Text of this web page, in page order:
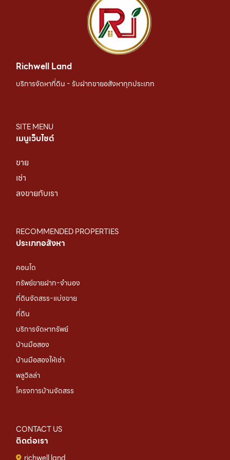
Richwell Land
บริการจัดหาที่ดิน - รับฝากขายอสังหาทุกประเภท
SITE MENU
เมนูเว็บไซต์
ขาย
เช่า
ลงขายกับเรา
RECOMMENDED PROPERTIES
ประเภทอสังหา
คอนโด
ทรัพย์ขายฝาก-จำนอง
ที่ดินจัดสรร-แบ่งขาย
ที่ดิน
บริการจัดหาทรัพย์
บ้านมือสอง
บ้านมือสองให้เช่า
พลูวิลล่า
โครงการบ้านจัดสรร
CONTACT US
ติดต่อเรา